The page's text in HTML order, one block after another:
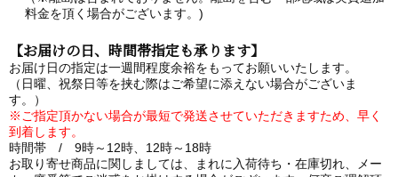
料金を頂く場合がございます。)
【お届けの日、時間帯指定も承ります】
お届け日の指定は一週間程度余裕をもってお願いいたします。
（日曜、祝祭日等を挟む際はご希望に添えない場合がございま
す。）
※ご指定頂かない場合が最短で発送させていただきますため、早く
到着します。
時間帯 / 9時～12時、12時～18時
お取り寄せ商品に関しましては、まれに入荷待ち・在庫切れ、メー